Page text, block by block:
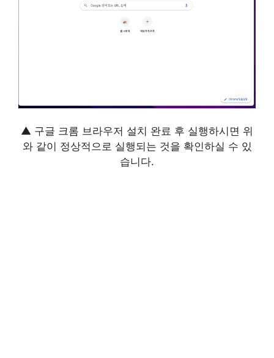
▲ 구글 크롬 브라우저 설치 완료 후 실행하시면 위
와 같이 정상적으로 실행되는 것을 확인하실 수 있
습니다.